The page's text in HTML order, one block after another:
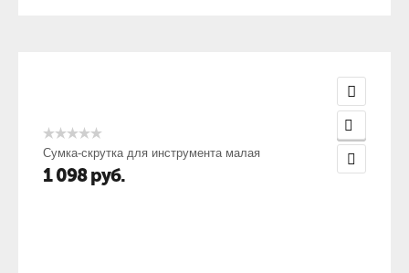
Сумка-скрутка для инструмента малая
1 098 руб.